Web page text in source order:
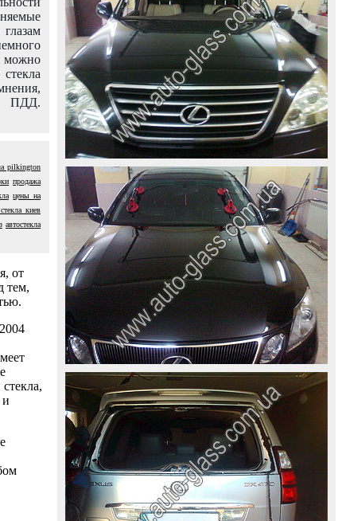
ПДД.
pilkington
продажа
цены на
киев
автостекла
от
тем,
и